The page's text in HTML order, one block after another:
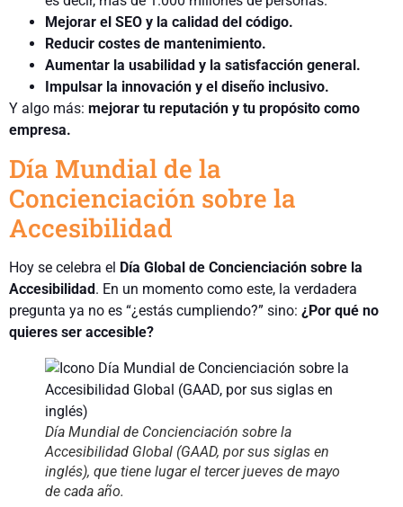
Mejorar el SEO y la calidad del código.
Reducir costes de mantenimiento.
Aumentar la usabilidad y la satisfacción general.
Impulsar la innovación y el diseño inclusivo.
Y algo más: mejorar tu reputación y tu propósito como
empresa.
Día Mundial de la
Concienciación sobre la
Accesibilidad
Hoy se celebra el Día Global de Concienciación sobre la
Accesibilidad . En un momento como este, la verdadera
pregunta ya no es “¿estás cumpliendo?” sino: ¿Por qué no
quieres ser accesible?
Día Mundial de Concienciación sobre la
Accesibilidad Global (GAAD, por sus siglas en
inglés), que tiene lugar el tercer jueves de mayo
de cada año.